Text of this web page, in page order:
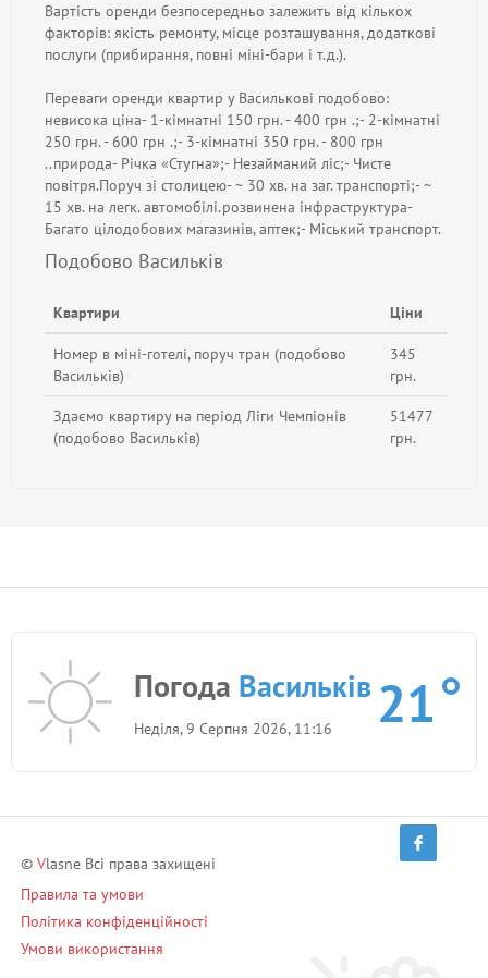
Вартість оренди безпосередньо залежить від кількох
факторів: якість ремонту, місце розташування, додаткові
послуги (прибирання, повні міні-бари і т.д.).
Переваги оренди квартир у Василькові подобово:
невисока ціна- 1-кімнатні 150 грн. - 400 грн .;- 2-кімнатні
250 грн. - 600 грн .;- 3-кімнатні 350 грн. - 800 грн
..природа- Річка «Стугна»;- Незайманий ліс;- Чисте
повітря.Поруч зі столицею- ~ 30 хв. на заг. транспорті;- ~
15 хв. на легк. автомобілі.розвинена інфраструктура-
Багато цілодобових магазинів, аптек;- Міський транспорт.
Подобово Васильків
Квартири Ціни
Номер в міні-готелі, поруч тран (подобово
Васильків)
345
грн.
Здаємо квартиру на період Ліги Чемпіонів
(подобово Васильків)
51477
грн.
Погода Васильків
Неділя, 9 Серпня 2026, 11:16 21
© Vlasne Всі права захищені
Правила та умови
Політика конфіденційності
Умови використання